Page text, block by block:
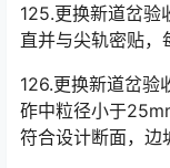
125.更换新道岔验
直并与尖轨密贴，
126.更换新道岔验
砟中粒径小于
符合设计断面，边